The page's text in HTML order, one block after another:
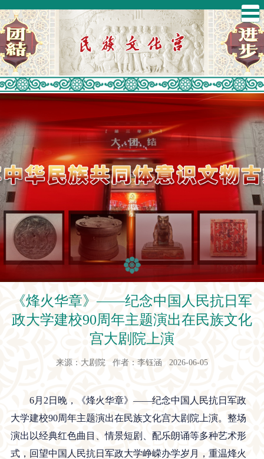
《烽火华章》——纪念中国人民抗日军
政大学建校90周年主题演出在民族文化
宫大剧院上演
来源：大剧院 作者：李钰涵 2026-06-05
6月2日晚，《烽火华章》——纪念中国人民抗日军政
大学建校90周年主题演出在民族文化宫大剧院上演。整场
演出以经典红色曲目、情景短剧、配乐朗诵等多种艺术形
式，回望中国人民抗日军政大学峥嵘办学岁月，重温烽火